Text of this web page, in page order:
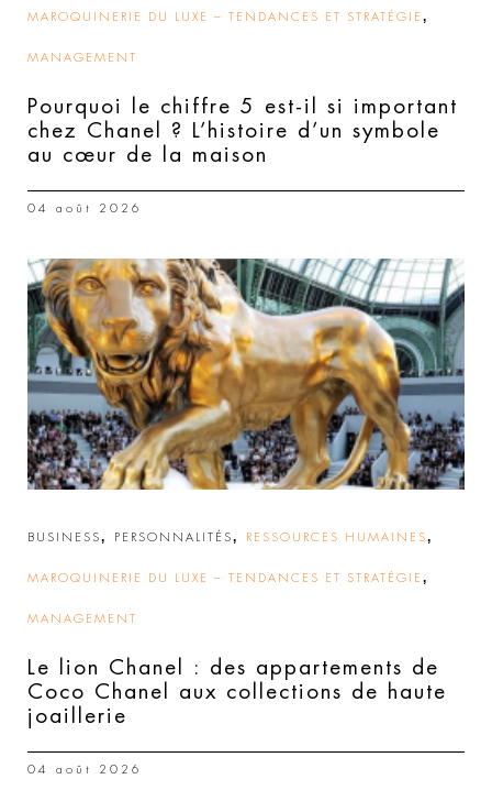
MAROQUINERIE DU LUXE – TENDANCES ET STRATÉGIE ,
MANAGEMENT
Pourquoi le chiffre 5 est-il si important
chez Chanel ? L’histoire d’un symbole
au cœur de la maison
04 août 2026
BUSINESS, PERSONNALITÉS, RESSOURCES HUMAINES,
MAROQUINERIE DU LUXE – TENDANCES ET STRATÉGIE ,
MANAGEMENT
Le lion Chanel : des appartements de
Coco Chanel aux collections de haute
joaillerie
04 août 2026